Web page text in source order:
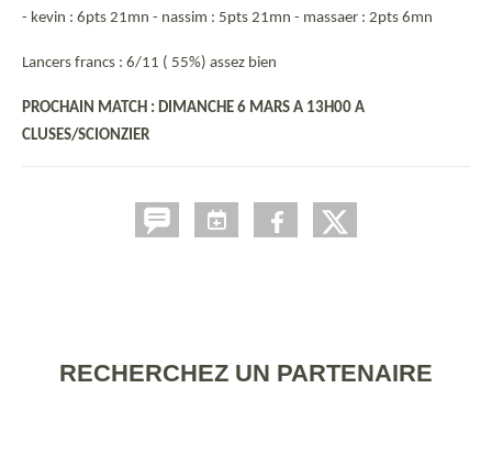
- kevin : 6pts 21mn - nassim : 5pts 21mn - massaer : 2pts 6mn
Lancers francs : 6/11 ( 55%) assez bien
PROCHAIN MATCH : DIMANCHE 6 MARS A 13H00 A
CLUSES/SCIONZIER
RECHERCHEZ UN PARTENAIRE